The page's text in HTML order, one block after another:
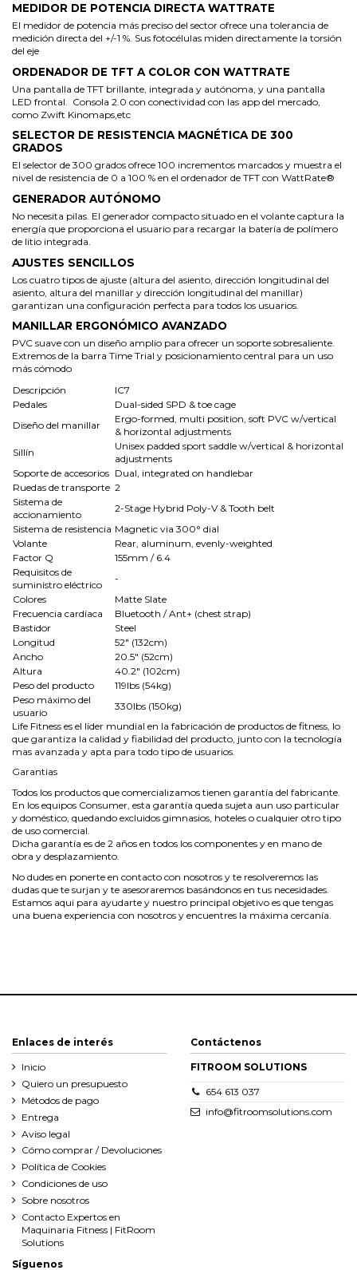
MEDIDOR DE POTENCIA DIRECTA WATTRATE
El medidor de potencia más preciso del sector ofrece una tolerancia de
medición directa del +/-1 %. Sus fotocélulas miden directamente la torsión
del eje
ORDENADOR DE TFT A COLOR CON WATTRATE
Una pantalla de TFT brillante, integrada y autónoma, y una pantalla
LED frontal. Consola 2.0 con conectividad con las app del mercado,
como Zwift Kinomaps,etc
SELECTOR DE RESISTENCIA MAGNÉTICA DE 300
GRADOS
El selector de 300 grados ofrece 100 incrementos marcados y muestra el
nivel de resistencia de 0 a 100 % en el ordenador de TFT con WattRate®
GENERADOR AUTÓNOMO
No necesita pilas. El generador compacto situado en el volante captura la
energía que proporciona el usuario para recargar la batería de polímero
de litio integrada.
AJUSTES SENCILLOS
Los cuatro tipos de ajuste (altura del asiento, dirección longitudinal del
asiento, altura del manillar y dirección longitudinal del manillar)
garantizan una configuración perfecta para todos los usuarios.
MANILLAR ERGONÓMICO AVANZADO
PVC suave con un diseño amplio para ofrecer un soporte sobresaliente.
Extremos de la barra Time Trial y posicionamiento central para un uso
más cómodo
Descripción
IC7
Pedales
Dual-sided SPD & toe cage
Diseño del manillar
Ergo-formed, multi position, soft PVC w/vertical
& horizontal adjustments
Sillín
Unisex padded sport saddle w/vertical & horizontal
adjustments
Soporte de accesorios Dual, integrated on handlebar
Ruedas de transporte 2
Sistema de
accionamiento
2-Stage Hybrid Poly-V & Tooth belt
Sistema de resistencia Magnetic via 300° dial
Volante
Rear, aluminum, evenly-weighted
Factor Q
155mm / 6.4
Requisitos de
suministro eléctrico
-
Colores
Matte Slate
Frecuencia cardíaca
Bluetooth / Ant+ (chest strap)
Bastidor
Steel
Longitud
52" (132cm)
Ancho
20.5" (52cm)
Altura
40.2" (102cm)
Peso del producto
119lbs (54kg)
Peso máximo del
usuario
330lbs (150kg)
Life Fitness es el líder mundial en la fabricación de productos de fitness, lo
que garantiza la calidad y fiabilidad del producto, junto con la tecnología
mas avanzada y apta para todo tipo de usuarios.
Garantias
Todos los productos que comercializamos tienen garantía del fabricante.
En los equipos Consumer, esta garantía queda sujeta aun uso particular
y doméstico, quedando excluidos gimnasios, hoteles o cualquier otro tipo
de uso comercial.
Dicha garantía es de 2 años en todos los componentes y en mano de
obra y desplazamiento.
No dudes en ponerte en contacto con nosotros y te resolveremos las
dudas que te surjan y te asesoraremos basándonos en tus necesidades.
Estamos aqui para ayudarte y nuestro principal objetivo es que tengas
una buena experiencia con nosotros y encuentres la máxima cercanía.
Enlaces de interés
Inicio
Quiero un presupuesto
Métodos de pago
Entrega
Aviso legal
Cómo comprar / Devoluciones
Política de Cookies
Condiciones de uso
Sobre nosotros
Contacto Expertos en
Maquinaria Fitness | FitRoom
Solutions
Contáctenos
FITROOM SOLUTIONS
654 613 037
info@fitroomsolutions.com
Síguenos